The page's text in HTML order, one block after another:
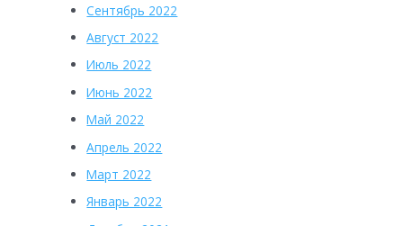
Сентябрь 2022
Август 2022
Июль 2022
Июнь 2022
Май 2022
Апрель 2022
Март 2022
Январь 2022